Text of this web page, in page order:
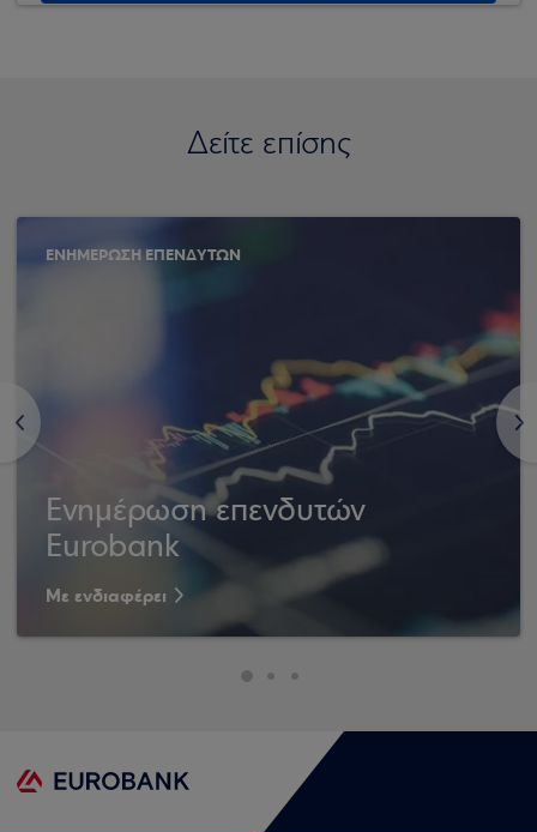
Δείτε επίσης
<
ΕΝΗΜΕΡΩΣΗ ΕΠΕΝΔΥΤΩΝ
Ενημέρωση επενδυτών
Eurobank
Με ενδιαφέρει
>